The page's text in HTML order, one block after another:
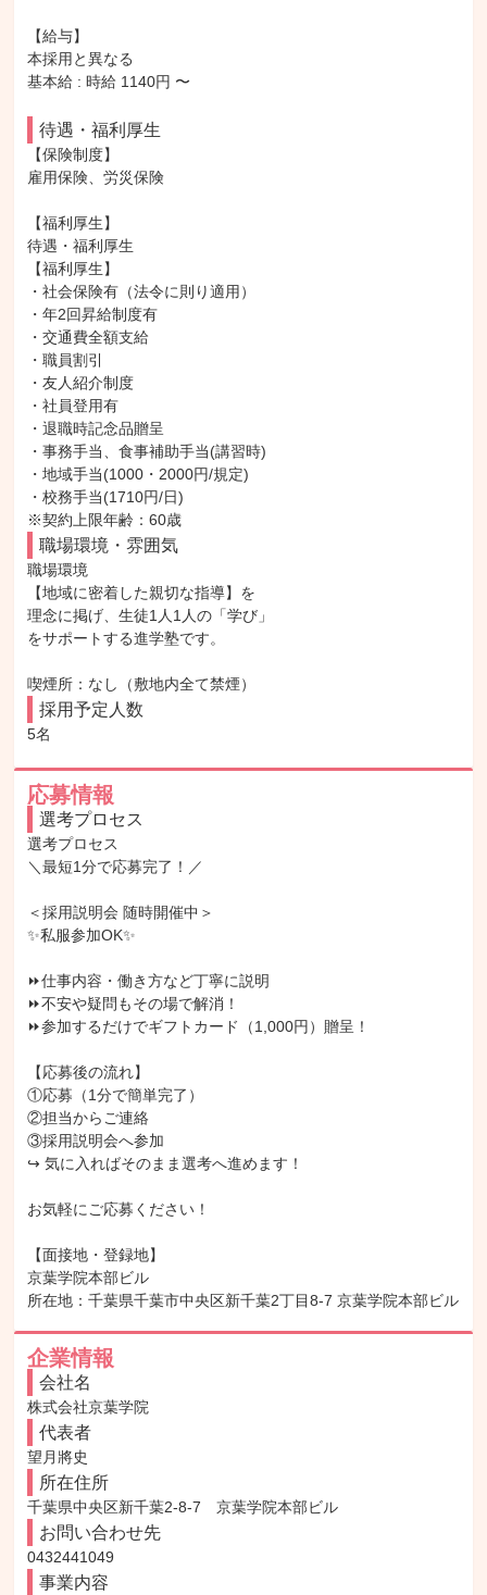
【給与】
本採用と異なる
基本給 : 時給 1140円 〜
待遇・福利厚生
【保険制度】
雇用保険、労災保険
【福利厚生】
待遇・福利厚生
【福利厚生】
・社会保険有（法令に則り適用）
・年2回昇給制度有
・交通費全額支給
・職員割引
・友人紹介制度
・社員登用有
・退職時記念品贈呈
・事務手当、食事補助手当(講習時)
・地域手当(1000・2000円/規定)
・校務手当(1710円/日)
※契約上限年齢：60歳
職場環境・雰囲気
職場環境
【地域に密着した親切な指導】を
理念に掲げ、生徒1人1人の「学び」
をサポートする進学塾です。
喫煙所：なし（敷地内全て禁煙）
採用予定人数
5名
応募情報
選考プロセス
選考プロセス
＼最短1分で応募完了！／
＜採用説明会 随時開催中＞
✨私服参加OK✨
⏩仕事内容・働き方など丁寧に説明
⏩不安や疑問もその場で解消！
⏩参加するだけでギフトカード（1,000円）贈呈！
【応募後の流れ】
①応募（1分で簡単完了）
②担当からご連絡
③採用説明会へ参加
↪ 気に入ればそのまま選考へ進めます！
お気軽にご応募ください！
【面接地・登録地】
京葉学院本部ビル
所在地：千葉県千葉市中央区新千葉2丁目8-7 京葉学院本部ビル
企業情報
会社名
株式会社京葉学院
代表者
望月將史
所在住所
千葉県中央区新千葉2-8-7　京葉学院本部ビル
お問い合わせ先
0432441049
事業内容